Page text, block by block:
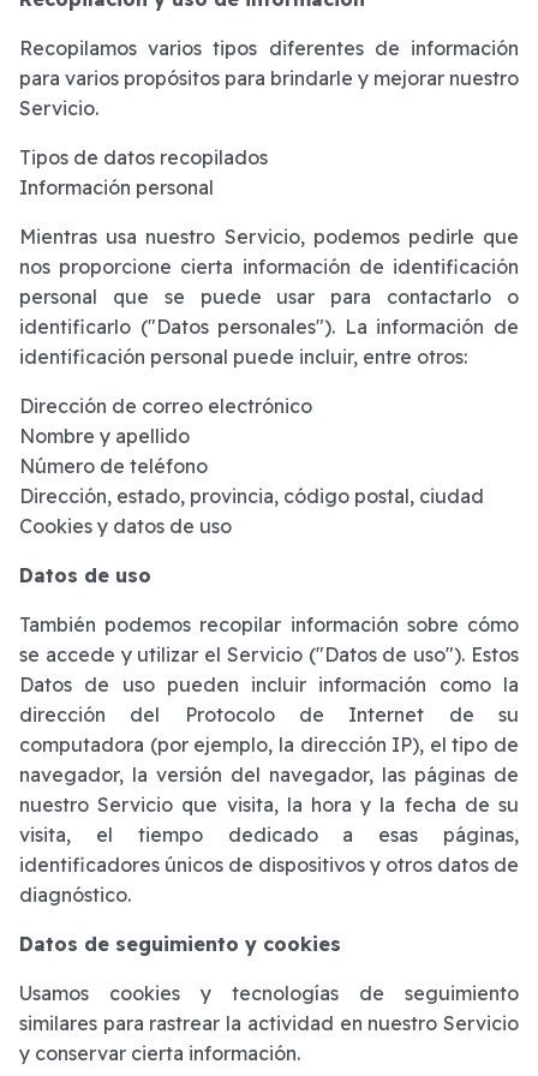
Recopilamos varios tipos diferentes de información
para varios propósitos para brindarle y mejorar nuestro
Servicio.
Tipos de datos recopilados
Información personal
Mientras usa nuestro Servicio, podemos pedirle que
nos proporcione cierta información de identificación
personal que se puede usar para contactarlo o
identificarlo ("Datos personales"). La información de
identificación personal puede incluir, entre otros:
Dirección de correo electrónico
Nombre y apellido
Número de teléfono
Dirección, estado, provincia, código postal, ciudad
Cookies y datos de uso
Datos de uso
También podemos recopilar información sobre cómo
se accede y utilizar el Servicio ("Datos de uso"). Estos
Datos de uso pueden incluir información como la
dirección del Protocolo de Internet de su
computadora (por ejemplo, la dirección IP), el tipo de
navegador, la versión del navegador, las páginas de
nuestro Servicio que visita, la hora y la fecha de su
visita, el tiempo dedicado a esas páginas,
identificadores únicos de dispositivos y otros datos de
diagnóstico.
Datos de seguimiento y cookies
Usamos cookies y tecnologías de seguimiento
similares para rastrear la actividad en nuestro Servicio
y conservar cierta información.